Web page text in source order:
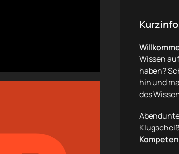
Kurzinfo
Wissen
haben?
hin und
des